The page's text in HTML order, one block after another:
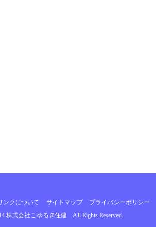
ンクについて サイトマップ プライバシーポリシー
株式会社こゆるぎ住建 All Rights Reserved.